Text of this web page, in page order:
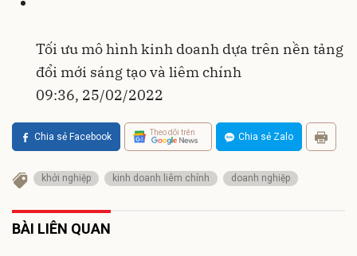
Tối ưu mô hình kinh doanh dựa trên nền tảng
đổi mới sáng tạo và liêm chính
09:36, 25/02/2022
Chia sẻ Facebook Theo dõi trên Chia sẻ Zalo
khởi nghiệp kinh doanh liêm chính doanh nghiệp
BÀI LIÊN QUAN